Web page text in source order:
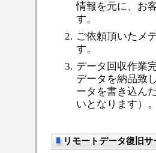
情報を元に、お
す。
ご依頼頂いたメ
す。
データ回収作業
データを納品致
ータを書き込ん
いとなります）。
リモートデータ復旧